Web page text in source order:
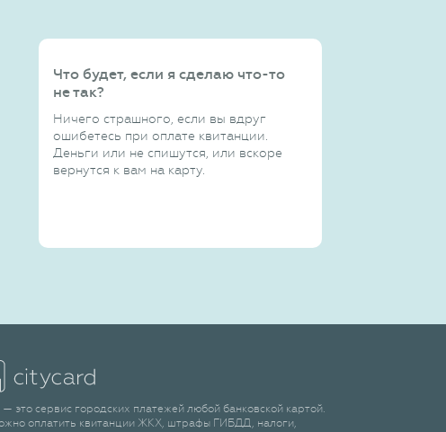
Что будет, если я сделаю что-то
не так?
Ничего страшного, если вы вдруг
ошибетесь при оплате квитанции.
Деньги или не спишутся, или вскоре
вернутся к вам на карту.
это сервис городских платежей любой банковской картой.
оплатить квитанции ЖКХ, штрафы ГИБДД, налоги,